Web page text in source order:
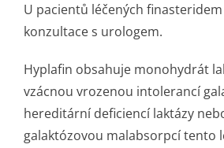
U pacientů léčených
konzultace s urologem.
Hyplafin obsahuje monohydrát
vzácnou vrozenou intolerancí
hereditární deficiencí laktázy
galaktózovou malabsorpcí tento